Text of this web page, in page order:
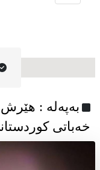
به‌په‌له‌ :
خەباتی